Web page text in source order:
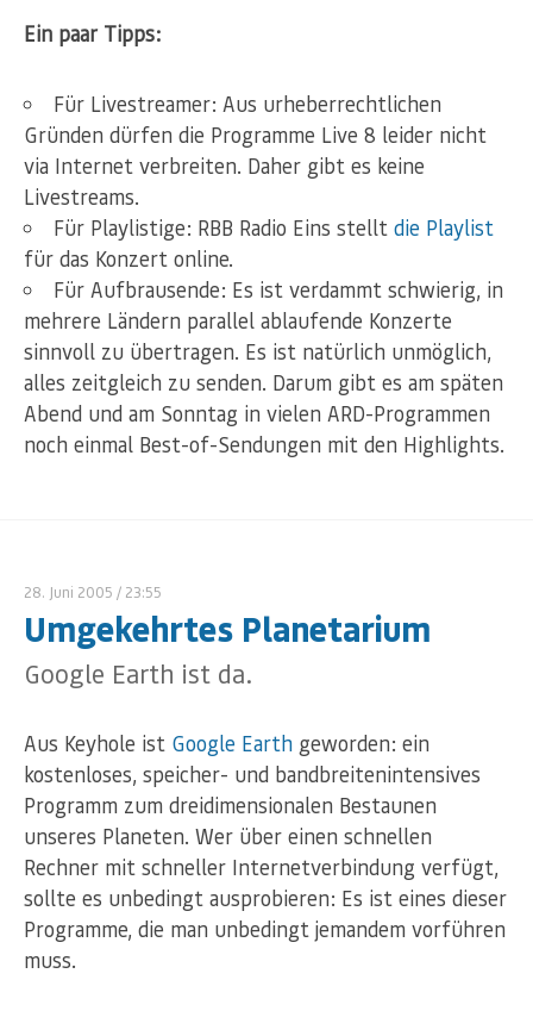
Ein paar Tipps:
Für Livestreamer: Aus urheberrechtlichen
Gründen dürfen die Programme Live 8 leider nicht
via Internet verbreiten. Daher gibt es keine
Livestreams.
Für Playlistige: RBB Radio Eins stellt die Playlist
für das Konzert online.
Für Aufbrausende: Es ist verdammt schwierig, in
mehrere Ländern parallel ablaufende Konzerte
sinnvoll zu übertragen. Es ist natürlich unmöglich,
alles zeitgleich zu senden. Darum gibt es am späten
Abend und am Sonntag in vielen ARD-Programmen
noch einmal Best-of-Sendungen mit den Highlights.
28. Juni 2005 / 23:55
Umgekehrtes Planetarium
Google Earth ist da.
Aus Keyhole ist Google Earth geworden: ein
kostenloses, speicher- und bandbreitenintensives
Programm zum dreidimensionalen Bestaunen
unseres Planeten. Wer über einen schnellen
Rechner mit schneller Internetverbindung verfügt,
sollte es unbedingt ausprobieren: Es ist eines dieser
Programme, die man unbedingt jemandem vorführen
muss.